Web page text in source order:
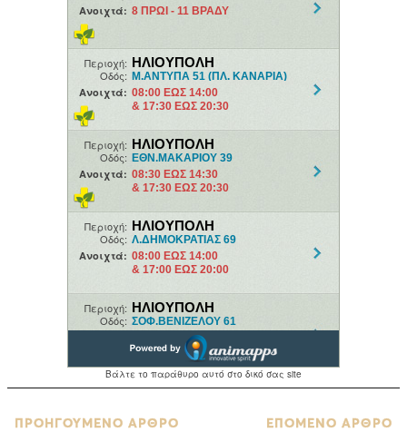
ΠΡΟΗΓΟΥΜΕΝΟ ΑΡΘΡΟ
ΕΠΟΜΕΝΟ ΑΡΘΡΟ